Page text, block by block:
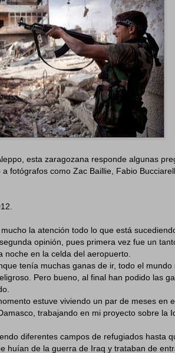
esta zaragozana responde algunas
fotógrafos como Zac Baillie, Fabio
la atención todo lo que está
opinión, pues primera vez fue un
en la celda del aeropuerto.
tenía muchas ganas de ir, todo el
Pero bueno, al final han podido las
estuve viviendo un par de meses en
trabajando en mi proyecto sobre la
diferentes campos de refugiados hasta
huían de la guerra de Iraq y trataban de